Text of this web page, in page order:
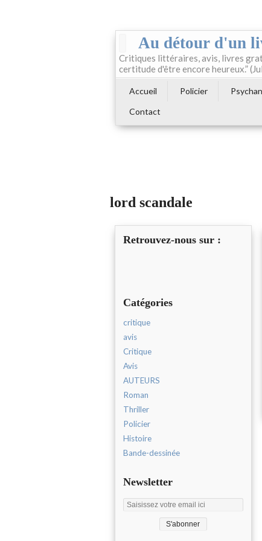
Au détour d'un
Critiques littéraires, avis, livres
certitude d'être encore heureux.”
Accueil Policier
Contact
lord scandale
Retrouvez-nous sur :
Catégories
critique
avis
Critique
Avis
AUTEURS
Roman
Thriller
Policier
Histoire
Bande-dessinée
Newsletter